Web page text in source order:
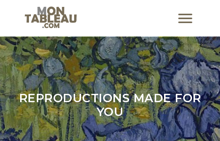
REPRODUCTIONS MADE FOR
YOU